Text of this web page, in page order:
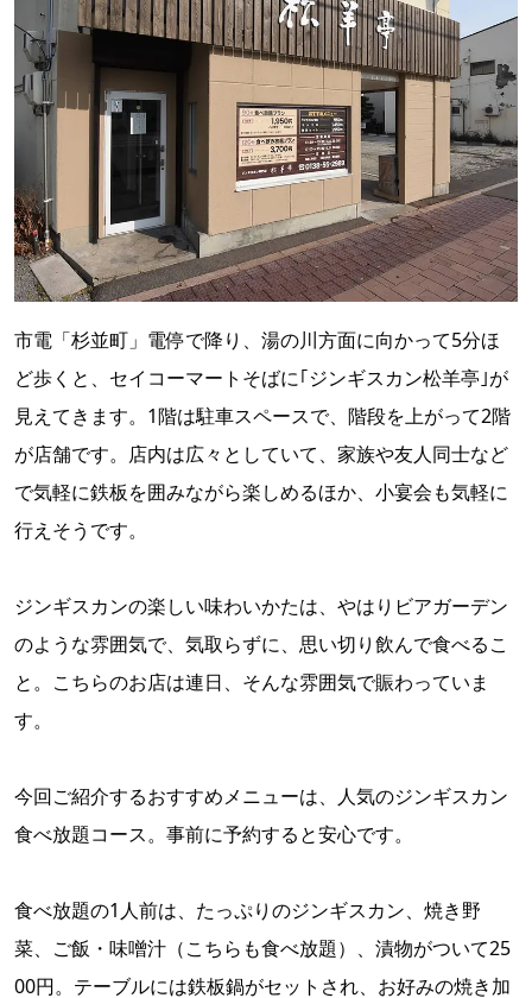
市電「杉並町」電停で降り、湯の川方面に向かって5分ほ
ど歩くと、セイコーマートそばに｢ジンギスカン松羊亭｣が
見えてきます。1階は駐車スペースで、階段を上がって2階
が店舗です。店内は広々としていて、家族や友人同士など
で気軽に鉄板を囲みながら楽しめるほか、小宴会も気軽に
行えそうです。
ジンギスカンの楽しい味わいかたは、やはりビアガーデン
のような雰囲気で、気取らずに、思い切り飲んで食べるこ
と。こちらのお店は連日、そんな雰囲気で賑わっていま
す。
今回ご紹介するおすすめメニューは、人気のジンギスカン
食べ放題コース。事前に予約すると安心です。
食べ放題の1人前は、たっぷりのジンギスカン、焼き野
菜、ご飯・味噌汁（こちらも食べ放題）、漬物がついて25
00円。テーブルには鉄板鍋がセットされ、お好みの焼き加